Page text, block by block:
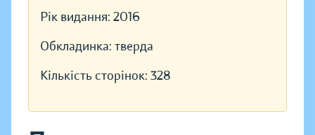
Рік видання: 2016
Обкладинка: тверда
Кількість сторінок: 328